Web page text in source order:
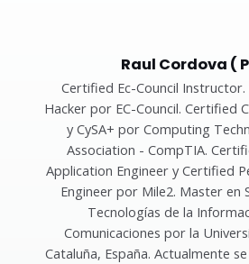
Raul Cordova (
Certified Ec-Council
Hacker por EC-Council. Certified
y CySA+ por Computing
Association - CompTIA.
Application Engineer y Certified
Engineer por Mile2. Master en
Tecnologías de la
Comunicaciones por la
Cataluña, España. Actualmente